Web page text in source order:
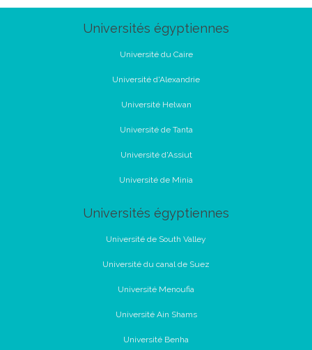
Universités égyptiennes
Université du Caire
Université d'Alexandrie
Université Helwan
Université de Tanta
Université d'Assiut
Université de Minia
Universités égyptiennes
Université de South Valley
Université du canal de Suez
Université Menoufia
Université Ain Shams
Université Benha